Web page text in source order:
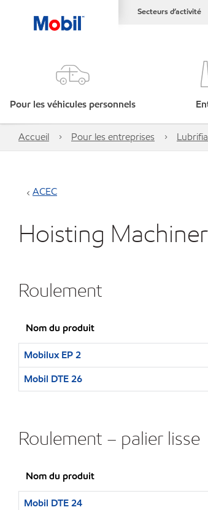
Secteurs d’activité
Pour les véhicules personnels
Accueil Pour les entreprises
ACEC
Hoisting
Roulement
Nom du produit
Mobilux EP 2
Mobil DTE 26
Roulement – palier lisse
Nom du produit
Mobil DTE 24